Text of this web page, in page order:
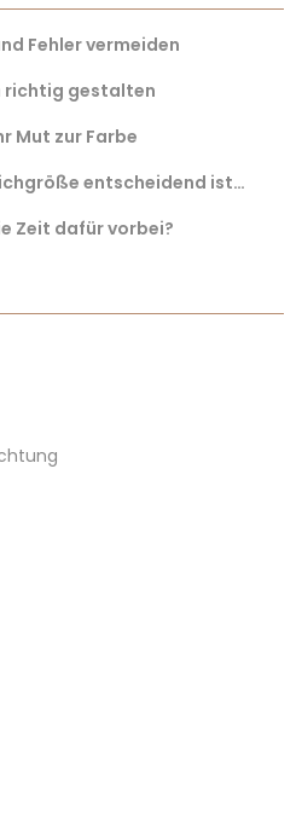
Fehler vermeiden
richtig gestalten
Mut zur Farbe
entscheidend ist…
Zeit dafür vorbei?